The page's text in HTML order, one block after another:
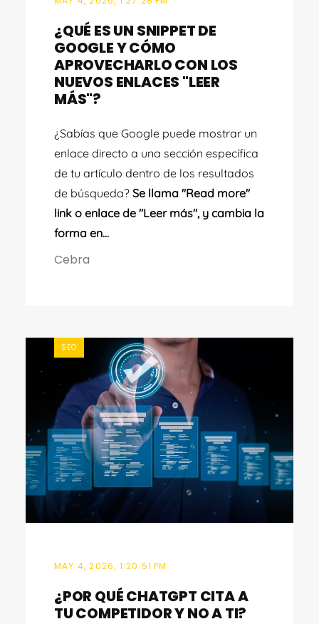
¿QUÉ ES UN SNIPPET DE
GOOGLE Y CÓMO
APROVECHARLO CON LOS
NUEVOS ENLACES "LEER
MÁS"?
¿Sabías que Google puede mostrar un
enlace directo a una sección específica
de tu artículo dentro de los resultados
de búsqueda? Se llama "Read more"
link o enlace de "Leer más", y cambia la
forma en...
Cebra
SEO
MAY 4, 2026, 1:20:51 PM
¿POR QUÉ CHATGPT CITA A
TU COMPETIDOR Y NO A TI?